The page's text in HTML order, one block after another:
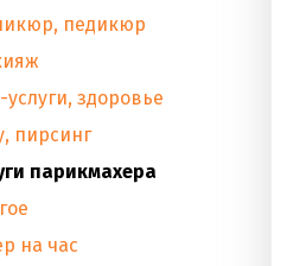
педикюр
услуги, здоровье
пирсинг
парикмахера
на час